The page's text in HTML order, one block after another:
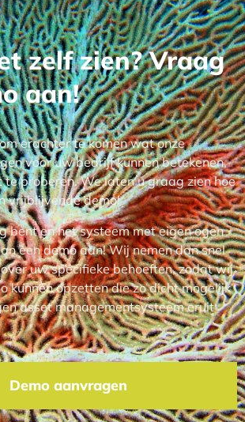
zelf zien? Vraag
aan!
erachter te komen wat onze
voor uw bedrijf kunnen betekenen,
te proberen. We laten u graag zien hoe
vrijblijvende demo!
bent en het systeem met eigen ogen
een demo aan! Wij nemen dan snel
uw specifieke behoeften, zodat wij
kunnen opzetten die zo dicht mogelijk
asset managementsysteem eruit
Demo aanvragen